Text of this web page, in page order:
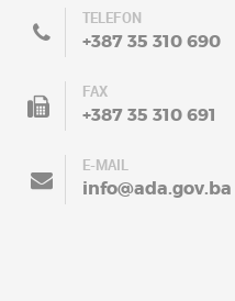
TELEFON
+387 35 310 690
FAX
+387 35 310 691
E-MAIL
info@ada.gov.ba